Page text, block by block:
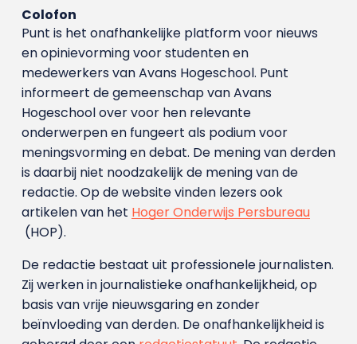
Colofon
Punt is het onafhankelijke platform voor nieuws
en opinievorming voor studenten en
medewerkers van Avans Hoge­school. Punt
informeert de gemeenschap van Avans
Hogeschool over voor hen relevante
onderwerpen en fungeert als podium voor
meningsvorming en debat. De mening van derden
is daarbij niet noodzakelijk de mening van de
redactie. Op de website vinden lezers ook
artikelen van het Hoger Onderwijs Persbureau
(HOP).
De redactie bestaat uit professionele journalisten.
Zij werken in journalistieke onafhankelijkheid, op
basis van vrije nieuwsgaring en zonder
beïnvloeding van derden. De onafhankelijkheid is